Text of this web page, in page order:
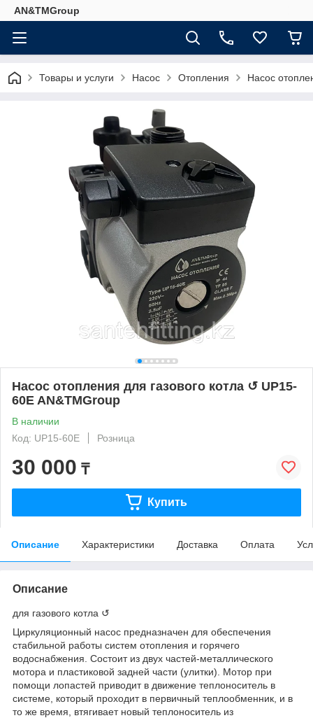
AN&TMGroup
Товары и услуги Насос Отопления Насос
Насос отопления для газового котла ↺ UP15-
60E AN&TMGroup
В наличии
Код: UP15-60E
Розница
30 000 ₸
Купить
Описание Характеристики Доставка Оплата
Описание
для газового котла ↺
Циркуляционный насос предназначен для обеспечения
стабильной работы систем отопления и горячего
водоснабжения. Состоит из двух частей-металлического
мотора и пластиковой задней части (улитки). Мотор при
помощи лопастей приводит в движение теплоноситель в
системе, который проходит в первичный теплообменник, и в
то же время, втягивает новый теплоноситель из